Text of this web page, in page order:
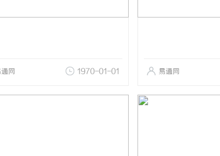
通网 1970-01-01 易通网